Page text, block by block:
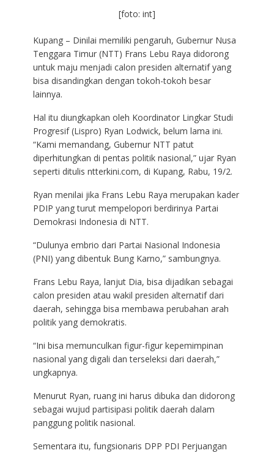
[foto: int]
Kupang – Dinilai memiliki pengaruh, Gubernur Nusa
Tenggara Timur (NTT) Frans Lebu Raya didorong
untuk maju menjadi calon presiden alternatif yang
bisa disandingkan dengan tokoh-tokoh besar
lainnya.
Hal itu diungkapkan oleh Koordinator Lingkar Studi
Progresif (Lispro) Ryan Lodwick, belum lama ini.
“Kami memandang, Gubernur NTT patut
diperhitungkan di pentas politik nasional,” ujar Ryan
seperti ditulis ntterkini.com, di Kupang, Rabu, 19/2.
Ryan menilai jika Frans Lebu Raya merupakan kader
PDIP yang turut mempelopori berdirinya Partai
Demokrasi Indonesia di NTT.
“Dulunya embrio dari Partai Nasional Indonesia
(PNI) yang dibentuk Bung Karno,” sambungnya.
Frans Lebu Raya, lanjut Dia, bisa dijadikan sebagai
calon presiden atau wakil presiden alternatif dari
daerah, sehingga bisa membawa perubahan arah
politik yang demokratis.
“Ini bisa memunculkan figur-figur kepemimpinan
nasional yang digali dan terseleksi dari daerah,”
ungkapnya.
Menurut Ryan, ruang ini harus dibuka dan didorong
sebagai wujud partisipasi politik daerah dalam
panggung politik nasional.
Sementara itu, fungsionaris DPP PDI Perjuangan